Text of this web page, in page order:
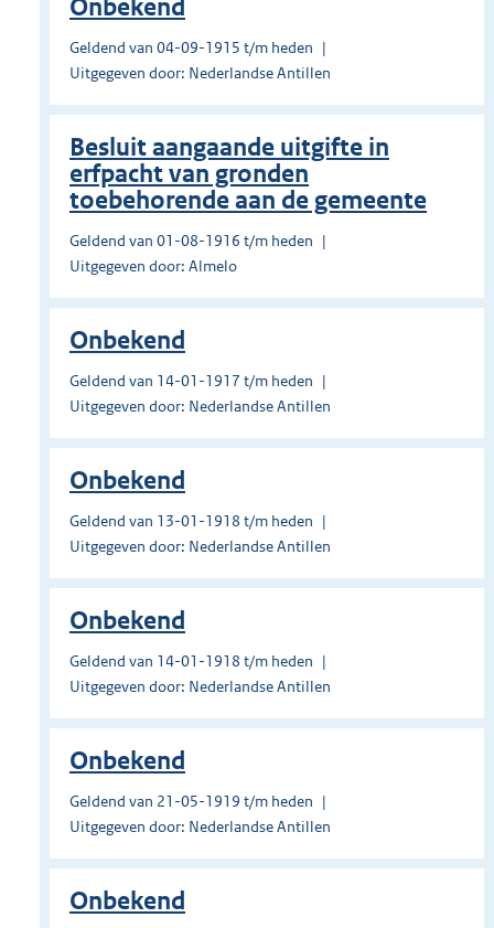
Onbekend
Geldend van 04-09-1915 t/m heden
Uitgegeven door: Nederlandse Antillen
Besluit aangaande uitgifte in
erfpacht van gronden
toebehorende aan de gemeente
Geldend van 01-08-1916 t/m heden
Uitgegeven door: Almelo
Onbekend
Geldend van 14-01-1917 t/m heden
Uitgegeven door: Nederlandse Antillen
Onbekend
Geldend van 13-01-1918 t/m heden
Uitgegeven door: Nederlandse Antillen
Onbekend
Geldend van 14-01-1918 t/m heden
Uitgegeven door: Nederlandse Antillen
Onbekend
Geldend van 21-05-1919 t/m heden
Uitgegeven door: Nederlandse Antillen
Onbekend